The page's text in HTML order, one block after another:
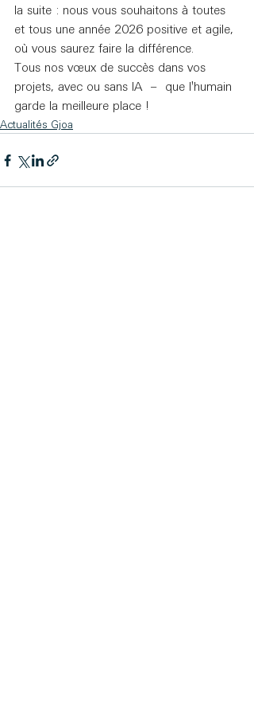
la suite : nous vous souhaitons à toutes
et tous une année 2026 positive et agile,
où vous saurez faire la différence.
Tous nos vœux de succès dans vos
projets, avec ou sans IA  –  que l'humain
garde la meilleure place !
Actualités Gjoa